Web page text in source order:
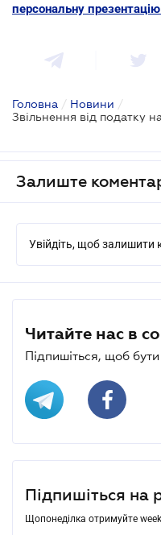
персональну
Головна / Новини /
Залиште
Увійдіть, щоб залишити
Читайте нас в
Підпишіться, щоб бути
Підпишіться на
Щопонеділка отримуйте